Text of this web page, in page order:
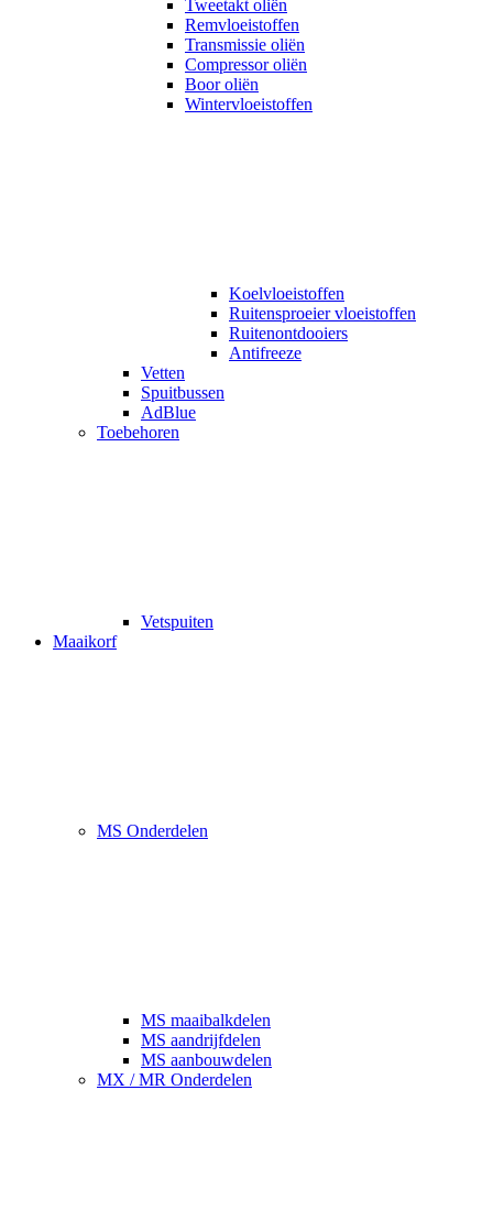
Tweetakt oliën
Remvloeistoffen
Transmissie oliën
Compressor oliën
Boor oliën
Wintervloeistoffen
Koelvloeistoffen
Ruitensproeier vloeistoffen
Ruitenontdooiers
Antifreeze
Vetten
Spuitbussen
AdBlue
Toebehoren
Vetspuiten
Maaikorf
MS Onderdelen
MS maaibalkdelen
MS aandrijfdelen
MS aanbouwdelen
MX / MR Onderdelen